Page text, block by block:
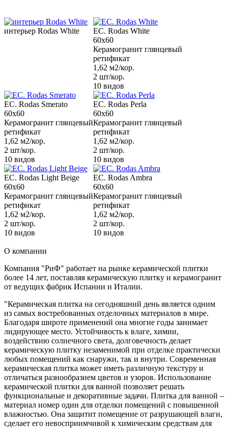
интерьер Rodas White
EC. Rodas White
60x60
Керамогранит глянцевый
ретификат
1,62 м2/кор.
2 шт/кор.
10 видов
EC. Rodas Smerato
60x60
Керамогранит глянцевый
ретификат
1,62 м2/кор.
2 шт/кор.
10 видов
EC. Rodas Perla
60x60
Керамогранит глянцевый
ретификат
1,62 м2/кор.
2 шт/кор.
10 видов
EC. Rodas Light Beige
60x60
Керамогранит глянцевый
ретификат
1,62 м2/кор.
2 шт/кор.
10 видов
EC. Rodas Ambra
60x60
Керамогранит глянцевый
ретификат
1,62 м2/кор.
2 шт/кор.
10 видов
О компании
Компания "РиФ" работает на рынке керамической плитки
более 14 лет, поставляя керамическую плитку и керамогранит
от ведущих фабрик Испании и Италии.
"Керамическая плитка на сегодняшний день является одним
из самых востребованных отделочных материалов в мире.
Благодаря широте применений она многие годы занимает
лидирующее место. Устойчивость к влаге, химии,
воздействию солнечного света, долговечность делает
керамическую плитку незаменимой при отделке практически
любых помещений как снаружи, так и внутри. Современная
керамическая плитка может иметь различную текстуру и
отличаться разнообразием цветов и узоров. Использование
керамической плитки для ванной позволяет решать
функциональные и декоративные задачи. Плитка для ванной –
материал номер один для отделки помещений с повышенной
влажностью. Она защитит помещение от разрушающей влаги,
сделает его невосприимчивой к химическим средствам для